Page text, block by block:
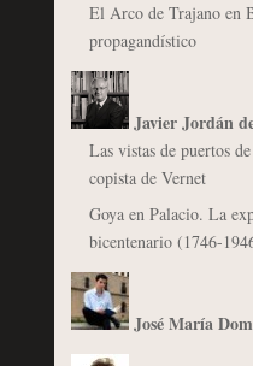
El Arco de Trajano en
propagandístico
Javier Jordán
Las vistas de puertos
copista de Vernet
Goya en Palacio. La
bicentenario (1746-
José María